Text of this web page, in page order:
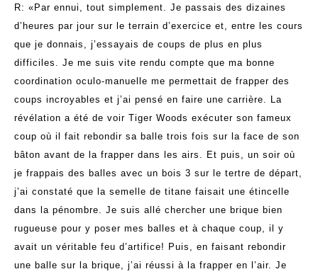
R: «Par ennui, tout simplement. Je passais des dizaines
d’heures par jour sur le terrain d’exercice et, entre les cours
que je donnais, j’essayais de coups de plus en plus
difficiles. Je me suis vite rendu compte que ma bonne
coordination oculo-manuelle me permettait de frapper des
coups incroyables et j’ai pensé en faire une carrière. La
révélation a été de voir Tiger Woods exécuter son fameux
coup où il fait rebondir sa balle trois fois sur la face de son
bâton avant de la frapper dans les airs. Et puis, un soir où
je frappais des balles avec un bois 3 sur le tertre de départ,
j’ai constaté que la semelle de titane faisait une étincelle
dans la pénombre. Je suis allé chercher une brique bien
rugueuse pour y poser mes balles et à chaque coup, il y
avait un véritable feu d’artifice! Puis, en faisant rebondir
une balle sur la brique, j’ai réussi à la frapper en l’air. Je